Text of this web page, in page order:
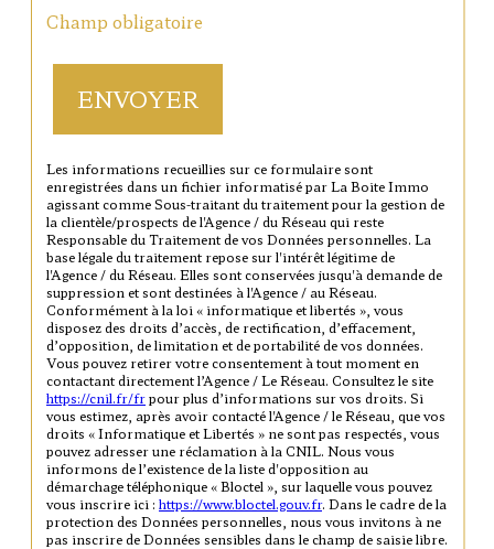
* Champ obligatoire
ENVOYER
Les informations recueillies sur ce formulaire sont
enregistrées dans un fichier informatisé par La Boite Immo
agissant comme Sous-traitant du traitement pour la gestion de
la clientèle/prospects de l'Agence / du Réseau qui reste
Responsable du Traitement de vos Données personnelles. La
base légale du traitement repose sur l'intérêt légitime de
l'Agence / du Réseau. Elles sont conservées jusqu'à demande de
suppression et sont destinées à l'Agence / au Réseau.
Conformément à la loi « informatique et libertés », vous
disposez des droits d’accès, de rectification, d’effacement,
d’opposition, de limitation et de portabilité de vos données.
Vous pouvez retirer votre consentement à tout moment en
contactant directement l’Agence / Le Réseau. Consultez le site
https://cnil.fr/frpour plus d’informations sur vos droits. Si
vous estimez, après avoir contacté l'Agence / le Réseau, que vos
droits « Informatique et Libertés » ne sont pas respectés, vous
pouvez adresser une réclamation à la CNIL. Nous vous
informons de l’existence de la liste d'opposition au
démarchage téléphonique « Bloctel », sur laquelle vous pouvez
vous inscrire ici : https://www.bloctel.gouv.fr. Dans le cadre de la
protection des Données personnelles, nous vous invitons à ne
pas inscrire de Données sensibles dans le champ de saisie libre.